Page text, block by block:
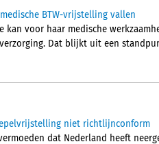
BTW-vrijstelling vallen
kan voor haar medische
Dat blijkt uit een
niet richtlijnconform
dat Nederland heeft